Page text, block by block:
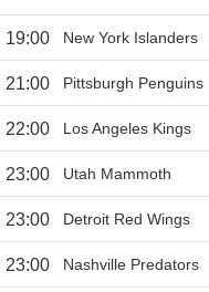
19:00 New York Islanders
21:00 Pittsburgh Penguins
22:00 Los Angeles Kings
23:00 Utah Mammoth
23:00 Detroit Red Wings
23:00 Nashville Predators